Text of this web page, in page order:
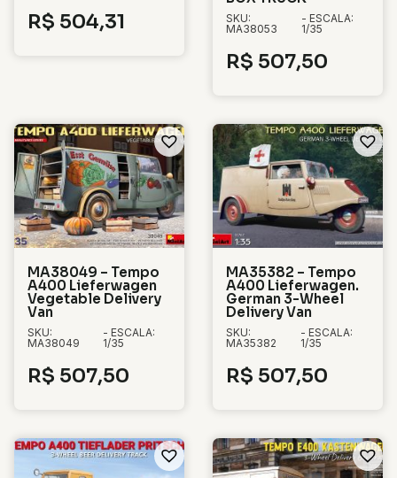
R$ 504,31
SKU:
MA38053
- ESCALA:
1/35
R$ 507,50
MA38049 – Tempo
A400 Lieferwagen
Vegetable Delivery
Van
SKU:
MA38049
- ESCALA:
1/35
R$ 507,50
MA35382 – Tempo
A400 Lieferwagen.
German 3-Wheel
Delivery Van
SKU:
MA35382
- ESCALA:
1/35
R$ 507,50